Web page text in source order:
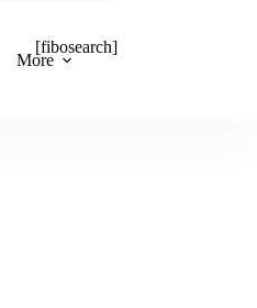
More
[fibosearch]